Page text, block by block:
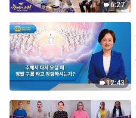
6:27
12:43